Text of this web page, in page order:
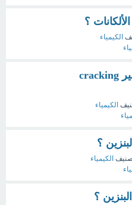
؟
الكيمياء
ما هي عملية التكسير cracking
الكيمياء
؟
الكيمياء
؟